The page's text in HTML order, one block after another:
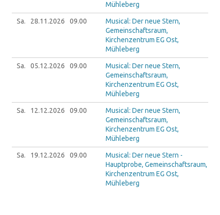
Mühleberg
Sa. 28.11.2026 09.00
Musical: Der neue Stern,
Gemeinschaftsraum,
Kirchenzentrum EG Ost,
Mühleberg
Sa. 05.12.2026 09.00
Musical: Der neue Stern,
Gemeinschaftsraum,
Kirchenzentrum EG Ost,
Mühleberg
Sa. 12.12.2026 09.00
Musical: Der neue Stern,
Gemeinschaftsraum,
Kirchenzentrum EG Ost,
Mühleberg
Sa. 19.12.2026 09.00
Musical: Der neue Stern -
Hauptprobe, Gemeinschaftsraum,
Kirchenzentrum EG Ost,
Mühleberg